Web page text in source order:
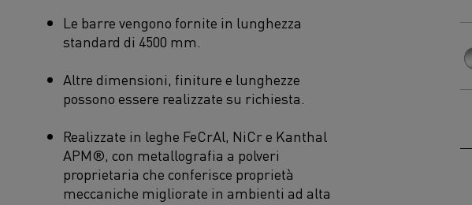
Le barre vengono fornite in lunghezza
standard di 4500 mm.
Altre dimensioni, finiture e lunghezze
possono essere realizzate su richiesta.
Realizzate in leghe FeCrAl, NiCr e Kanthal
APM®, con metallografia a polveri
proprietaria che conferisce proprietà
meccaniche migliorate in ambienti ad alta